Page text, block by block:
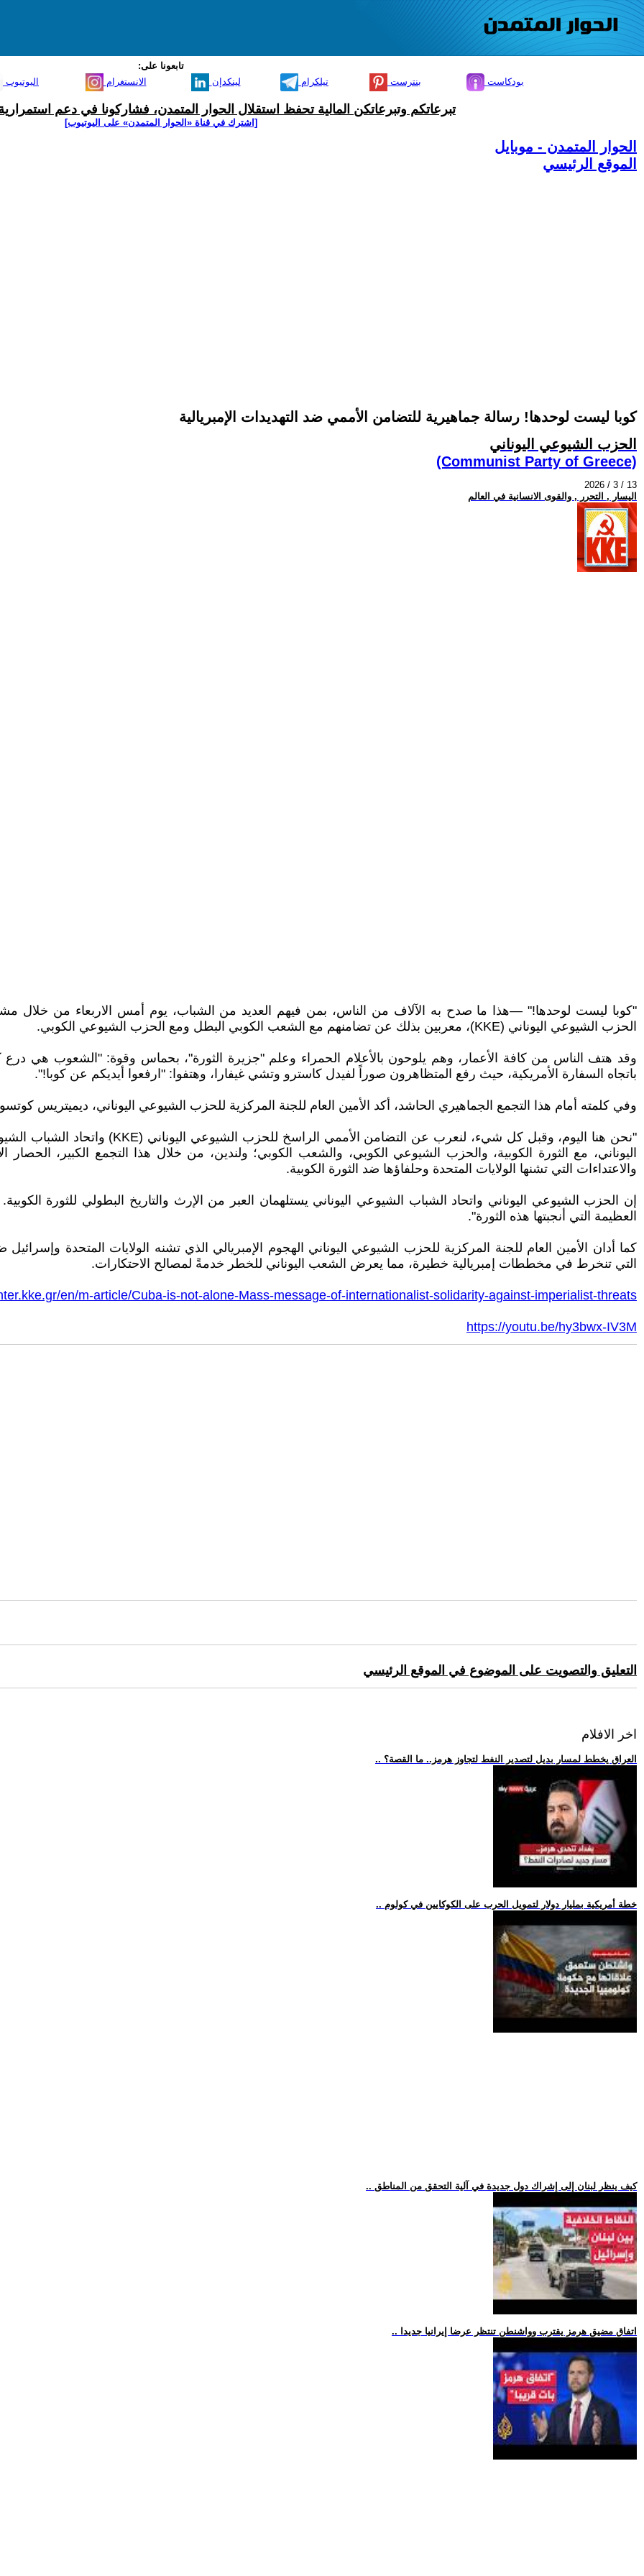
تابعونا على:
اليوتيوب الانستغرام لينكدإن تيلكرام بنترست بودكاست
تبرعاتكم وتبرعاتكن المالية تحفظ استقلال الحوار المتمدن، فشاركونا في دعم
[اشترك في قناة ‫«الحوار المتمدن» على اليوتيوب]
الحوار المتمدن - موبايل
الموقع الرئيسي
كوبا ليست لوحدها! رسالة جماهيرية للتضامن الأممي ضد التهديدات الإمبريالية
الحزب الشيوعي اليوناني
(Communist Party of Greece)
2026 / 3 / 13
اليسار , التحرر , والقوى الانسانية في العالم
"كوبا ليست لوحدها!" —هذا ما صدح به الآلاف من الناس، بمن فيهم العديد من الشباب، يوم أمس الاربعاء من خلال
الحزب الشيوعي اليوناني (KKE)، معربين بذلك عن تضامنهم مع الشعب الكوبي البطل ومع الحزب الشيوعي الكوبي.
وقد هتف الناس من كافة الأعمار، وهم يلوحون بالأعلام الحمراء وعلم "جزيرة الثورة"، بحماس وقوة: "الشعوب هي درع
باتجاه السفارة الأمريكية، حيث رفع المتظاهرون صوراً لفيدل كاسترو وتشي غيفارا، وهتفوا: "ارفعوا أيديكم عن كوبا!".
وفي كلمته أمام هذا التجمع الجماهيري الحاشد، أكد الأمين العام للجنة المركزية للحزب الشيوعي اليوناني، ديميتريس
اليوناني، مع الثورة الكوبية، والحزب الشيوعي الكوبي، والشعب الكوبي؛ ولندين، من خلال هذا التجمع الكبير، الحصار
والاعتداءات التي تشنها الولايات المتحدة وحلفاؤها ضد الثورة الكوبية.
إن الحزب الشيوعي اليوناني واتحاد الشباب الشيوعي اليوناني يستلهمان العبر من الإرث والتاريخ البطولي للثورة
العظيمة التي أنجبتها هذه الثورة".
كما أدان الأمين العام للجنة المركزية للحزب الشيوعي اليوناني الهجوم الإمبريالي الذي تشنه الولايات المتحدة
التي تنخرط في مخططات إمبريالية خطيرة، مما يعرض الشعب اليوناني للخطر خدمةً لمصالح الاحتكارات.
en/m-article/Cuba-is-not-alone-Mass-message-of-internationalist-solidarity-against-imperialist-threats
https://youtu.be/hy3bwx-IV3M
التعليق والتصويت على الموضوع في الموقع الرئيسي
اخر الافلام
.. العراق يخطط لمسار بديل لتصدير النفط لتجاوز هرمز.. ما القصة؟
.. خطة أمريكية بمليار دولار لتمويل الحرب على الكوكايين في كولوم
.. كيف ينظر لبنان إلى إشراك دول جديدة في آلية التحقق من المناطق
.. اتفاق مضيق هرمز يقترب وواشنطن تنتظر عرضا إيرانيا جديدا